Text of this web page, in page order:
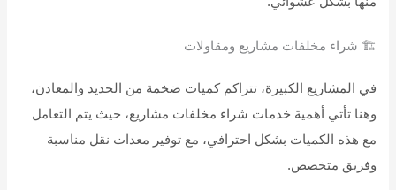
🏗️ شراء مخلفات مشاريع ومقاولات
في المشاريع الكبيرة، تتراكم كميات ضخمة من الحديد والمعادن،
وهنا تأتي أهمية خدمات شراء مخلفات مشاريع، حيث يتم التعامل
مع هذه الكميات بشكل احترافي، مع توفير معدات نقل مناسبة
وفريق متخصص.